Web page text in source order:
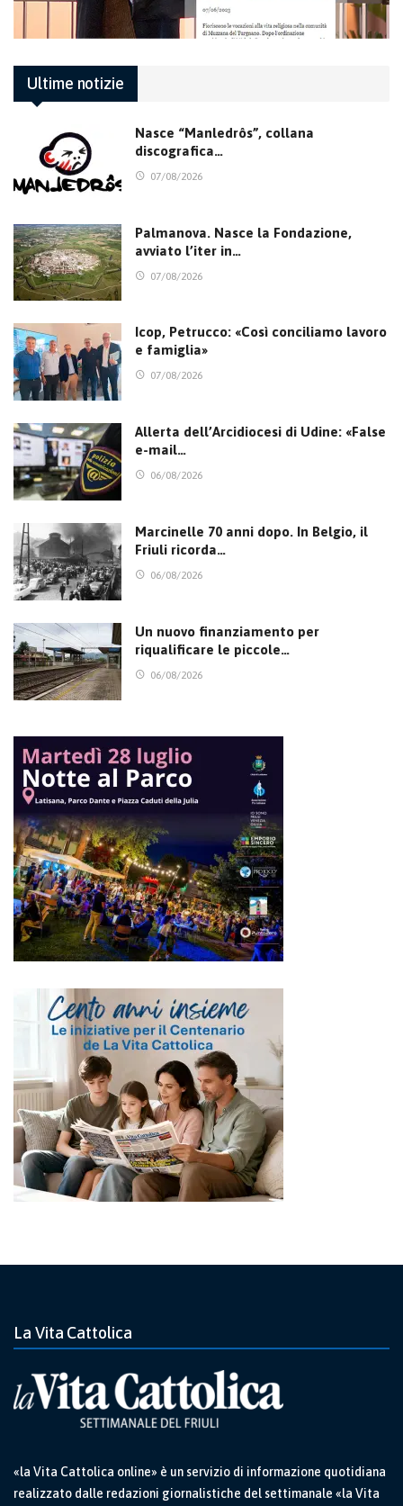
Ultime notizie
Nasce “Manledrôs”, collana
discografica…
07/08/2026
Palmanova. Nasce la Fondazione,
avviato l’iter in…
07/08/2026
Icop, Petrucco: «Così conciliamo lavoro
e famiglia»
07/08/2026
Allerta dell’Arcidiocesi di Udine: «False
e-mail…
06/08/2026
Marcinelle 70 anni dopo. In Belgio, il
Friuli ricorda…
06/08/2026
Un nuovo finanziamento per
riqualificare le piccole…
06/08/2026
La Vita Cattolica
«la Vita Cattolica online» è un servizio di informazione quotidiana
realizzato dalle redazioni giornalistiche del settimanale «la Vita